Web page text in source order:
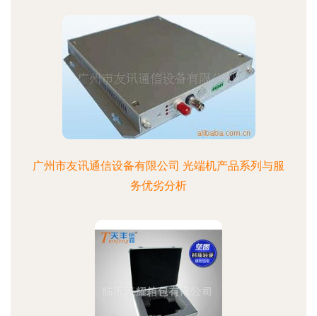
广州市友讯通信设备有限公司 光端机产品系列与服
务优劣分析